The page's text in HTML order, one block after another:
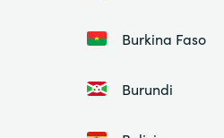
Burkina Faso
Burundi